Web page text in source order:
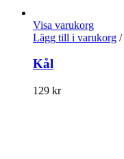
Visa varukorg
Lägg till i varukorg /
Kål
129 kr